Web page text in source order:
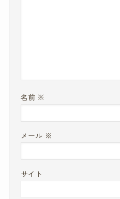
名前 ※
メール ※
サイト